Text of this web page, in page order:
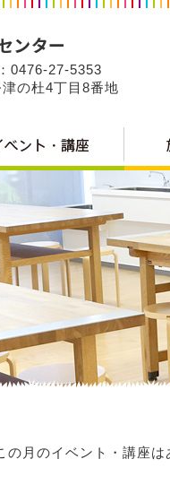
0476-27-5353
の杜4丁目8番地
の月のイベント・講座は